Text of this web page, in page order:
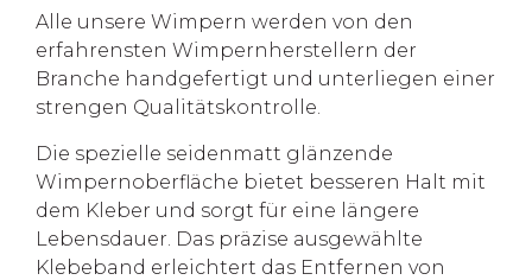
Alle unsere Wimpern werden von den
erfahrensten Wimpernherstellern der
Branche handgefertigt und unterliegen einer
strengen Qualitätskontrolle.
Die spezielle seidenmatt glänzende
Wimpernoberfläche bietet besseren Halt mit
dem Kleber und sorgt für eine längere
Lebensdauer. Das präzise ausgewählte
Klebeband erleichtert das Entfernen von